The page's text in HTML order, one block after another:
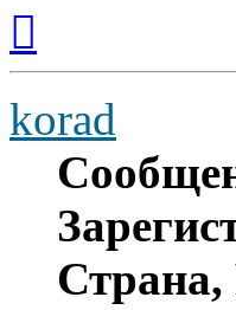
началу
korad
Страна,